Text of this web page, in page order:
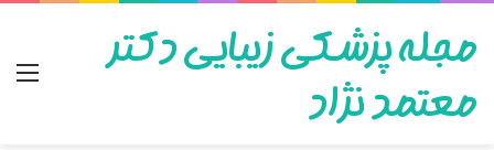
مجله پزشکی زیبایی دکتر
معتمد نژاد